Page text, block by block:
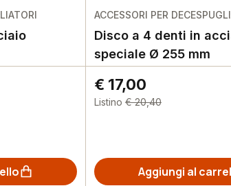
ACCESSORI PER
Disco a 4 denti in
speciale Ø 255 mm
€ 17,00
Listino € 20,40
Aggiungi al